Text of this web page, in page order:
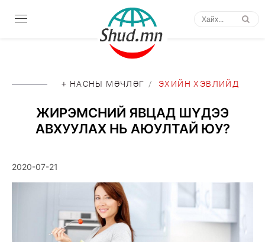
+ НАСНЫ МӨЧЛӨГ / ЭХИЙН ХЭВЛИЙД
ЖИРЭМСНИЙ ЯВЦАД ШҮДЭЭ
АВХУУЛАХ НЬ АЮУЛТАЙ ЮУ?
2020-07-21